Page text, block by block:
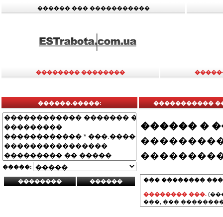
������ ��� �����������
�������� ��������
������.�����:
�����:
�����������
������ �
��� ��������
�������� ���.
���, ���